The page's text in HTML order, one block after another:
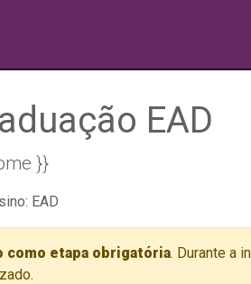
EAD
}}
EAD
como etapa obrigatória. Durante a